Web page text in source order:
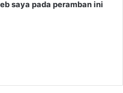
saya pada peramban ini